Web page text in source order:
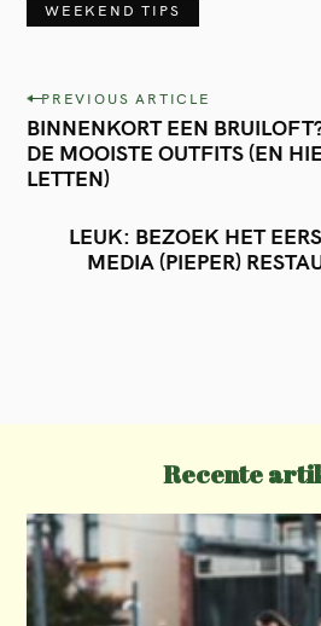
WEEKEND TIPS
P
o
s
i
o
n
PREVIOUS ARTICLE
BINNENKORT EEN
DE MOOISTE OUTFITS (EN
LETTEN)
LEUK: BEZOEK HET
MEDIA (PIEPER)
Recente